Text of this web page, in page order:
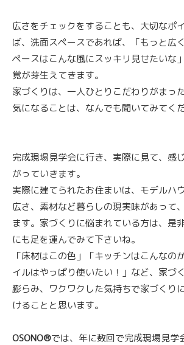
広さをチェックをすることも、大切なポ
ば、洗面スペースであれば、「もっと広
ペースはこんな風にスッキリ見せたいな
覚が芽生えてきます。
家づくりは、一人ひとりこだわりがまっ
気になることは、なんでも聞いてみてく
完成現場見学会に行き、実際に見て、感
がっていきます。
実際に建てられたお住まいは、モデルハ
広さ、素材など暮らしの現実味があって
ます。家づくりに悩まれている方は、是
にも足を運んでみて下さいね。
「床材はこの色」「キッチンはこんなの
イルはやっぱり使いたい！」など、家づ
膨らみ、ワクワクした気持ちで家づくり
けることと思います。
OSONO®では、年に数回で完成現場見学